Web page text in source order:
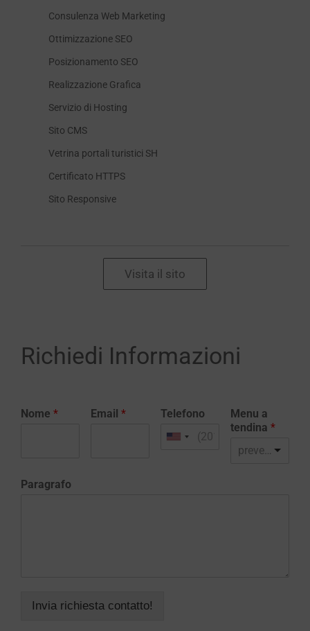
Consulenza Web Marketing
Ottimizzazione SEO
Posizionamento SEO
Realizzazione Grafica
Servizio di Hosting
Sito CMS
Vetrina portali turistici SH
Certificato HTTPS
Sito Responsive
Visita il sito
Richiedi Informazioni
Nome * Email * Telefono
Menu a
tendina *
preventivo realizzazione sito web
Paragrafo
Invia richiesta contatto!